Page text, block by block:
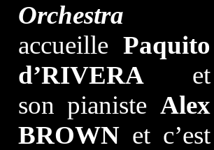
Orchestra
accueille Paquito
d’RIVERAet
son pianiste Alex
BROWNet c’est